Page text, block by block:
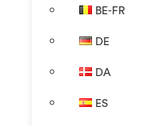
BE-FR
DE
DA
ES